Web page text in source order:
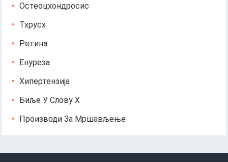
Остеоцхондросис
Тхрусх
Ретина
Енуреза
Хипертензија
Биље У Слову Х
Производи За Мршављење